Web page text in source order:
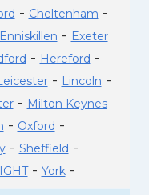
- Cheltenham -
Enniskillen - Exeter
- Hereford -
- Lincoln -
- Milton Keynes
- Oxford -
- Sheffield -
- York-